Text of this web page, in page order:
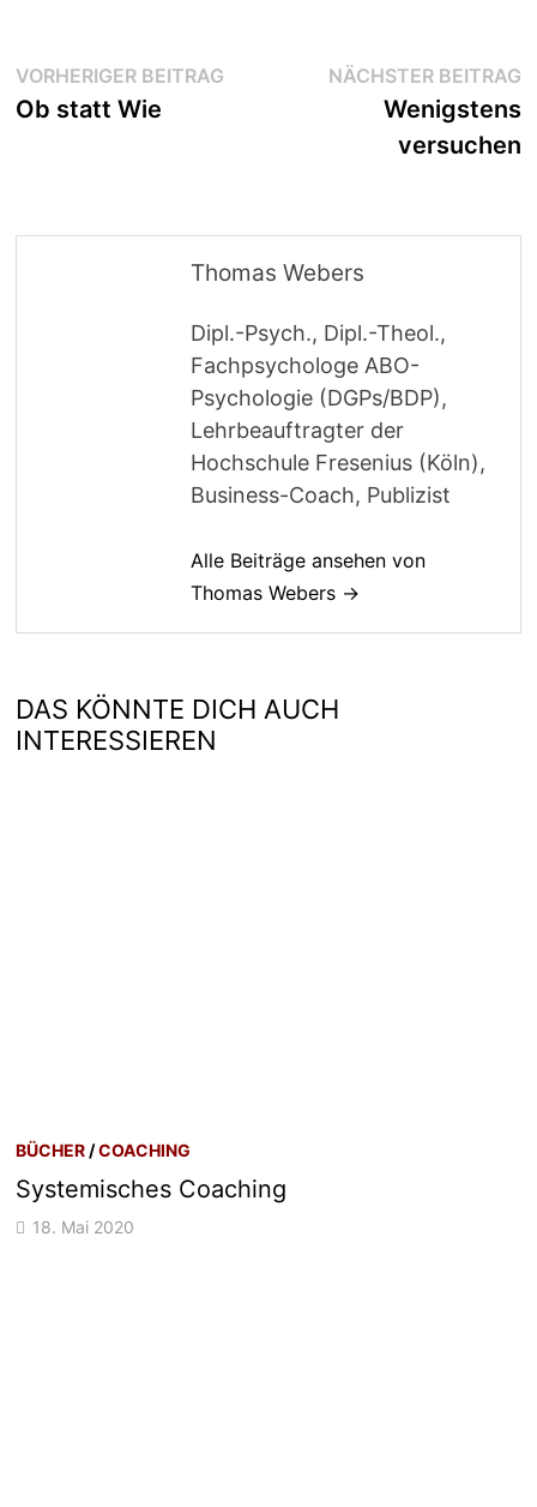
Beitragsnavigation
VORHERIGER BEITRAG Vorheriger
Ob statt Wie
NÄCHSTER BEITRAG
Wenigstens
versuchen
Thomas Webers
Dipl.-Psych., Dipl.-Theol.,
Fachpsychologe ABO-
Psychologie (DGPs/BDP),
Lehrbeauftragter der
Hochschule Fresenius (Köln),
Business-Coach, Publizist
Alle Beiträge ansehen von
Thomas Webers →
DAS KÖNNTE DICH AUCH
INTERESSIEREN
BÜCHER /COACHING
Systemisches Coaching
18. Mai 2020